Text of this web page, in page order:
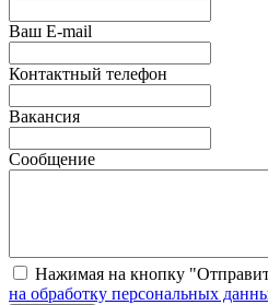
Ваш E-mail
Контактный телефон
Вакансия
Сообщение
Нажимая на кнопку
на обработку персональных